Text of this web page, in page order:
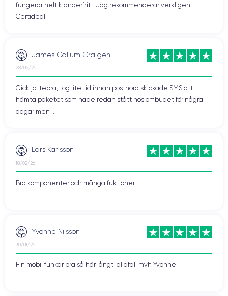
fungerar helt klanderfritt. Jag rekommenderar verkligen
Certideal.
James Callum Craigen
28/02/26
Gick jättebra, tog lite tid innan postnord skickade SMS att
hämta paketet som hade redan stått hos ombudet för några
dagar men ...
Lars Karlsson
18/02/26
Bra komponenter och många fuktioner
Yvonne Nilsson
30/01/26
Fin mobil funkar bra så här långt iallafall mvh Yvonne